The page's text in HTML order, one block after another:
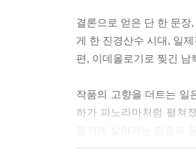
결론으로 얻은 단 한 문장
게 한 진경산수 시대, 일
편, 이데올로기로 찢긴
작품의 고향을 더트는 일
하가 파노라마처럼 펼쳐